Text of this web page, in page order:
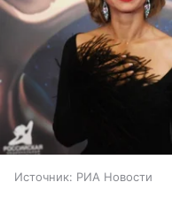
Источник: РИА Новости